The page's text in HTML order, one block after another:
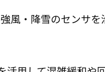
風・降雪のセンサ